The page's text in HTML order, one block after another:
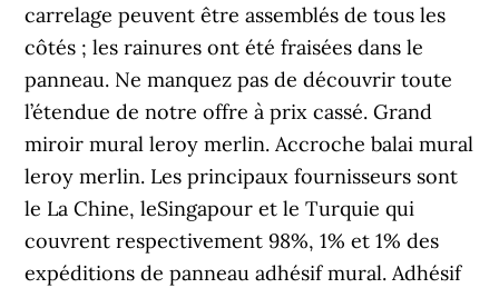
carrelage peuvent être assemblés de tous les
côtés ; les rainures ont été fraisées dans le
panneau. Ne manquez pas de découvrir toute
l’étendue de notre offre à prix cassé. Grand
miroir mural leroy merlin. Accroche balai mural
leroy merlin. Les principaux fournisseurs sont
le La Chine, leSingapour et le Turquie qui
couvrent respectivement 98%, 1% et 1% des
expéditions de panneau adhésif mural. Adhésif